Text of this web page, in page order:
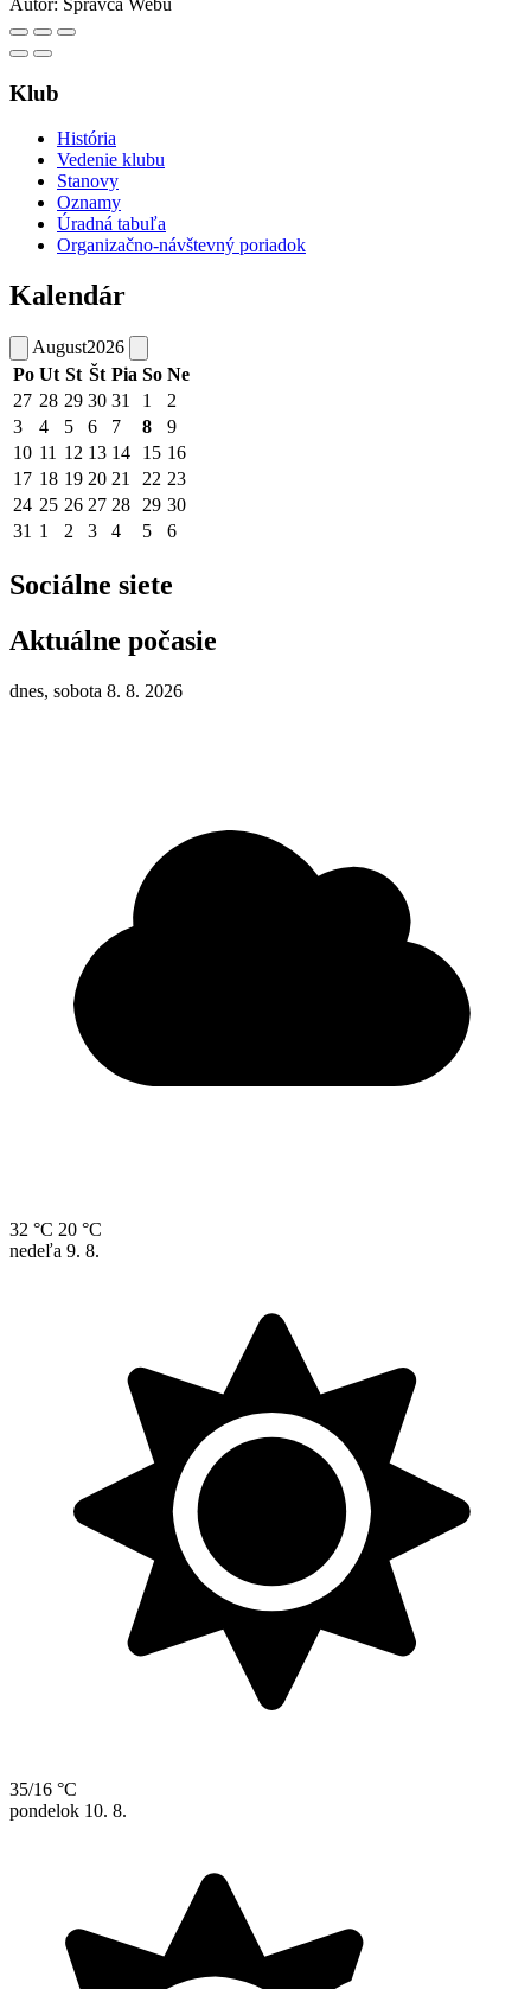
Klub
História
Vedenie klubu
Stanovy
Oznamy
Úradná tabuľa
Organizačno-návštevný poriadok
Kalendár
August2026
Po Ut St Št Pia So Ne
27 28 29 30 31 1
2
3
4 5 6 7 8
9
10 11 12 13 14 15 16
17 18 19 20 21 22 23
24 25 26 27 28 29 30
31 1 2 3 4 5 6
Sociálne siete
Aktuálne počasie
dnes, sobota 8. 8. 2026
32 °C 20 °C
nedeľa 9. 8.
35/16 °C
pondelok 10. 8.